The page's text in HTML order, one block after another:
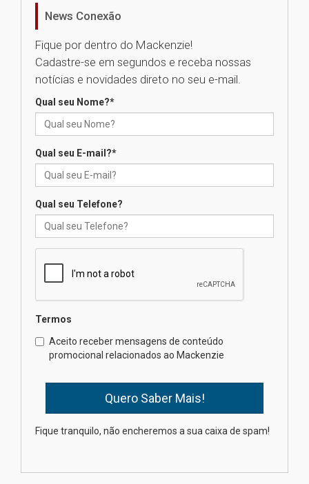
Seminário discute desafios
das novas tecnologias em
calouros do segundo semestre
Brasília prepara seus
mesmo do Ensino Médio
Como os pais podem investir
na educação dos filhos além da
escola
Transformadora reúne
News Conexão
Fique por dentro do Mackenzie!
Cadastre-se em segundos e receba nossas
notícias e novidades direto no seu e-mail.
Qual seu Nome?*
Qual seu E-mail?*
Qual seu Telefone?
Termos
Aceito receber mensagens de conteúdo
promocional relacionados ao Mackenzie
Fique tranquilo, não encheremos a sua caixa de spam!